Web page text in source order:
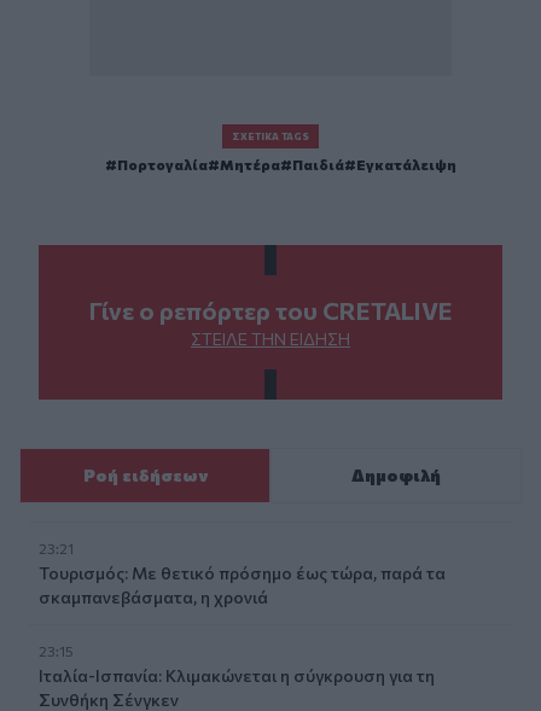
ΣΧΕΤΙΚΆ TAGS
Πορτογαλία Μητέρα Παιδιά Εγκατάλειψη
Γίνε ο ρεπόρτερ του CRETALIVE
ΣΤΕΊΛΕ ΤΗΝ ΕΊΔΗΣΗ
Ροή ειδήσεων Δημοφιλή
23:21
Τουρισμός: Με θετικό πρόσημο έως τώρα, παρά τα
σκαμπανεβάσματα, η χρονιά
23:15
Ιταλία-Ισπανία: Κλιμακώνεται η σύγκρουση για τη
Συνθήκη Σένγκεν